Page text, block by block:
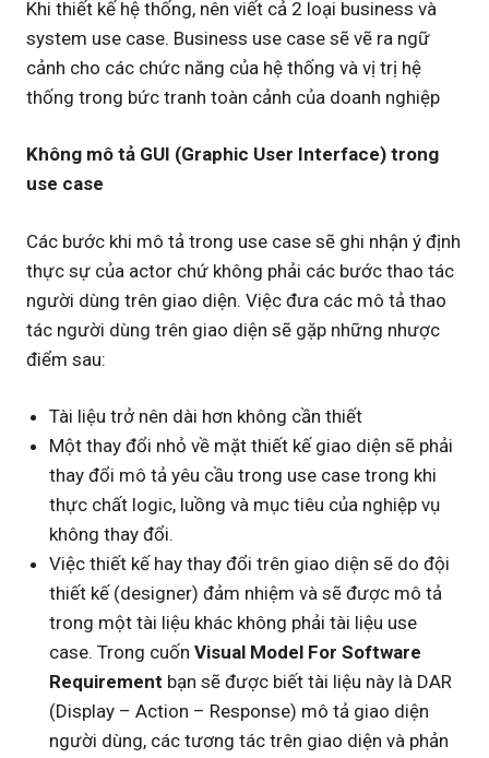
Khi thiết kế hệ thống, nên viết cả 2 loại business và
system use case. Business use case sẽ vẽ ra ngữ
cảnh cho các chức năng của hệ thống và vị trị hệ
thống trong bức tranh toàn cảnh của doanh nghiệp
Không mô tả GUI (Graphic User Interface) trong
use case
Các bước khi mô tả trong use case sẽ ghi nhận ý định
thực sự của actor chứ không phải các bước thao tác
người dùng trên giao diện. Việc đưa các mô tả thao
tác người dùng trên giao diện sẽ gặp những nhược
điểm sau:
Tài liệu trở nên dài hơn không cần thiết
Một thay đổi nhỏ về mặt thiết kế giao diện sẽ phải
thay đổi mô tả yêu cầu trong use case trong khi
thực chất logic, luồng và mục tiêu của nghiệp vụ
không thay đổi.
Việc thiết kế hay thay đổi trên giao diện sẽ do đội
thiết kế (designer) đảm nhiệm và sẽ được mô tả
trong một tài liệu khác không phải tài liệu use
case. Trong cuốnVisual Model For Software
Requirement bạn sẽ được biết tài liệu này là DAR
(Display – Action – Response) mô tả giao diện
người dùng, các tương tác trên giao diện và phản